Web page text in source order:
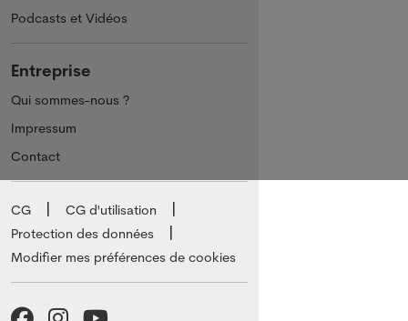
Podcasts et Vidéos
Entreprise
Qui sommes-nous ?
Impressum
Contact
CG
CG d'utilisation
Protection des données
Modifier mes préférences de cookies